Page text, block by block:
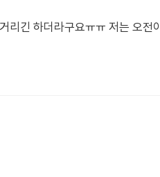
리긴 하더라구요ㅠㅠ 저는 오전이